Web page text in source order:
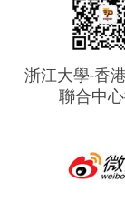
浙江大學-香
聯合中